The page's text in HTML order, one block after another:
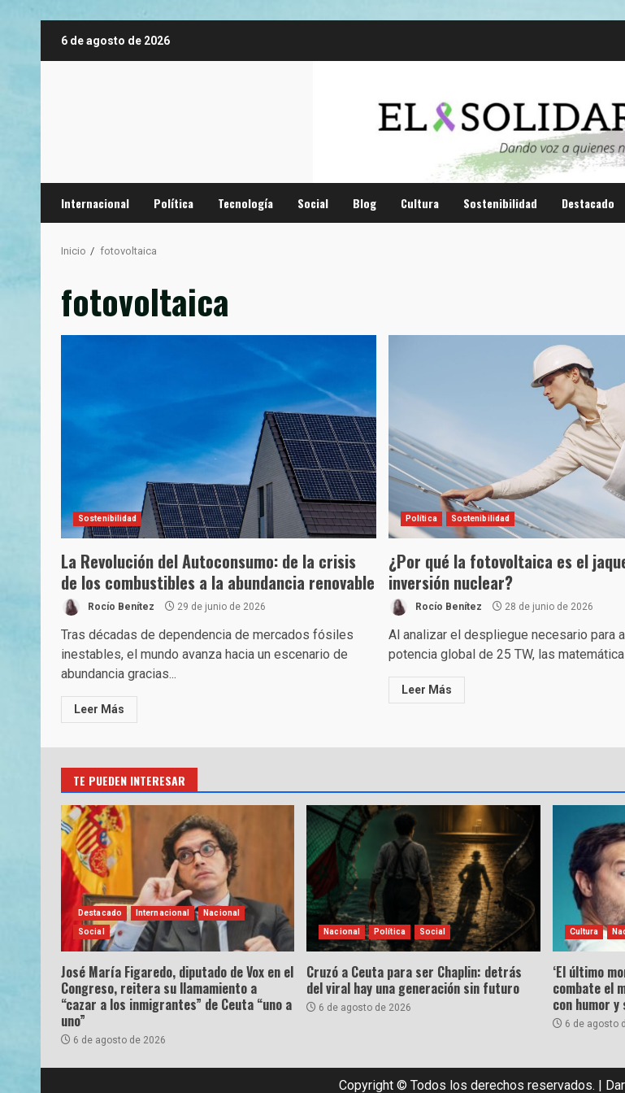
6 de agosto de 2026
Internacional Política Tecnología Social Blog Cultura Sostenibilidad Destacado
Inicio fotovoltaica
fotovoltaica
Sostenibilidad
La Revolución del Autoconsumo: de la crisis
de los combustibles a la abundancia renovable
Rocío Benítez 29 de junio de 2026
Tras décadas de dependencia de mercados fósiles
inestables, el mundo avanza hacia un escenario de
abundancia gracias...
Leer Más
Política Sostenibilidad
¿Por qué la fotovoltaica es el
inversión nuclear?
Rocío Benítez 28 de junio de 2026
Al analizar el despliegue necesario para
potencia global de 25 TW, las
Leer Más
TE PUEDEN INTERESAR
Destacado Internacional Nacional
Social
José María Figaredo, diputado de Vox en el
Congreso, reitera su llamamiento a
“cazar a los inmigrantes” de Ceuta “uno a
uno”
6 de agosto de 2026
Nacional Política Social
Cruzó a Ceuta para ser Chaplin: detrás
del viral hay una generación sin futuro
6 de agosto de 2026
Cultura
‘El último
combate el
con humor
6 de agosto
Copyright © Todos los derechos reservados. |